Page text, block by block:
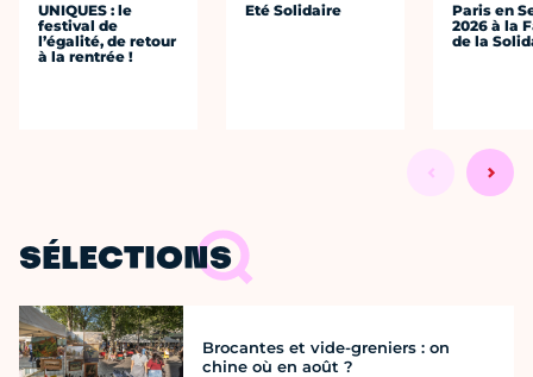
UNIQUES : le
festival de
l’égalité, de retour
à la rentrée !
Eté Solidaire
Paris en
2026 à la
de la
SÉLECTIONS
Brocantes et vide-greniers : on
chine où en août ?